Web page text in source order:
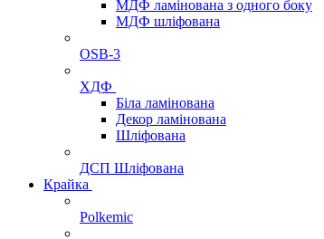
МДФ ламінована з одного боку
МДФ шліфована
OSB-3
ХДФ
Біла ламінована
Декор ламінована
Шліфована
ДСП Шліфована
Крайка
Polkemic